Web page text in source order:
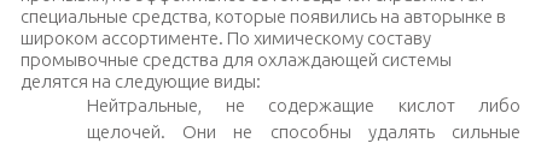
специальные средства, которые появились на авторынке в
широком ассортименте. По химическому составу
промывочные средства для охлаждающей системы
делятся на следующие виды:
Нейтральные, не содержащие кислот либо
щелочей. Они не способны удалять сильные